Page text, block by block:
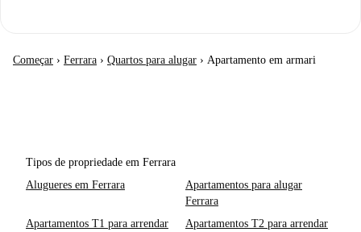
Começar › Ferrara › Quartos para alugar › Apartamento em armari
Tipos de propriedade em Ferrara
Alugueres em Ferrara
Apartamentos para alugar
Ferrara
Apartamentos T1 para arrendar
Apartamentos T2 para arrendar